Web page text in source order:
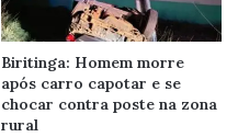
Biritinga: Homem morre
após carro capotar e se
chocar contra poste na zona
rural